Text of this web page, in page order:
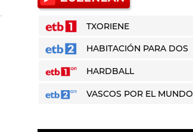
TXORIENE
HABITACIÓN PARA DOS
HARDBALL
VASCOS POR EL MUNDO